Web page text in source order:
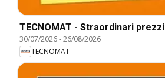
TECNOMAT - Straordinari
30/07/2026-26/08/2026
TECNOMAT